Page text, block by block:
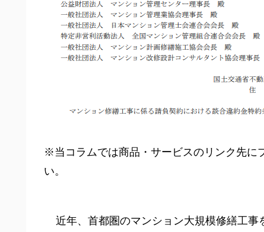
※当コラムでは商品・サービスのリンク先に
い。
近年、首都圏のマンション大規模修繕工